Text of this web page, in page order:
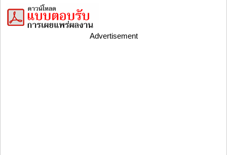
Advertisement